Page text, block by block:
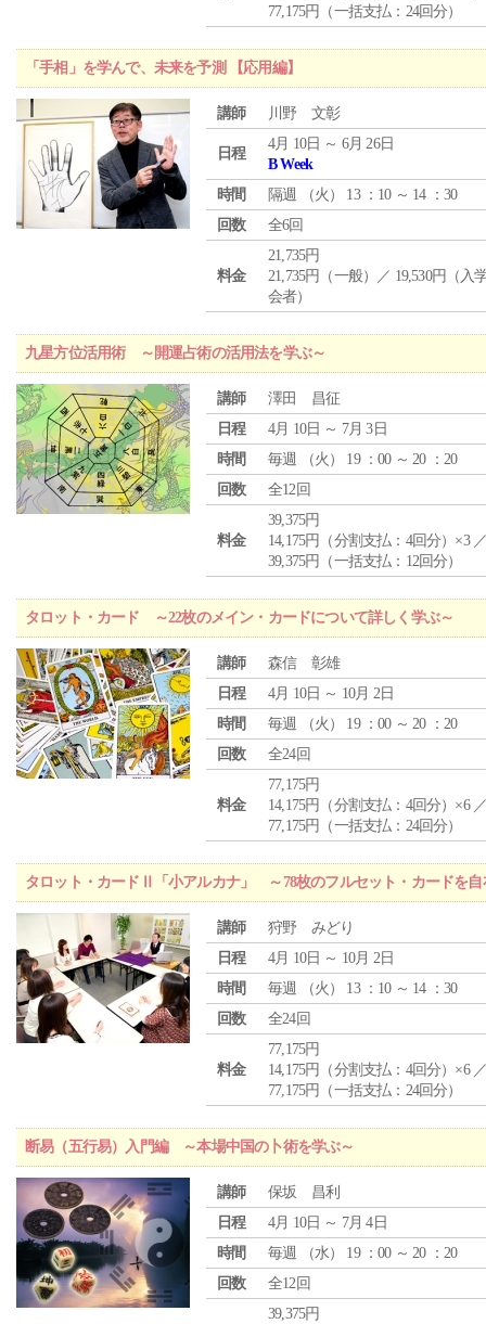
77,175円（一括支払：24回分）
「手相」を学んで、未来を予測 【応用編】
講師 川野 文彰
日程
4月 10日 ～ 6月 26日
B Week
時間
隔週 （火 ） 13 ：10 ～ 14 ：30
回数
全6回
料金
21,735円
21,735円（一般）／ 19,530円（入
会者）
九星方位活用術 ～開運占術の活用法を学ぶ～
講師
澤田 昌征
日程
4月 10日 ～ 7月 3日
時間
毎週 （火 ） 19 ：00 ～ 20 ：20
回数
全12回
料金
39,375円
14,175円（分割支払：4回分）×3
39,375円（一括支払：12回分）
タロット・カード ～22枚のメイン・カードについて詳しく学ぶ～
講師
森信 彰雄
日程
4月 10日 ～ 10月 2日
時間
毎週 （火 ） 19 ：00 ～ 20 ：20
回数
全24回
料金
77,175円
14,175円（分割支払：4回分）×6
77,175円（一括支払：24回分）
タロット・カードⅡ「小アルカナ」 ～78枚のフルセット・カードを自
講師
狩野 みどり
日程
4月 10日 ～ 10月 2日
時間
毎週 （火 ） 13 ：10 ～ 14 ：30
回数
全24回
料金
77,175円
14,175円（分割支払：4回分）×6
77,175円（一括支払：24回分）
断易（五行易）入門編 ～本場中国の卜術を学ぶ～
講師
保坂 昌利
日程
4月 10日 ～ 7月 4日
時間
毎週 （水） 19 ：00 ～ 20 ：20
回数
全12回
39,375円